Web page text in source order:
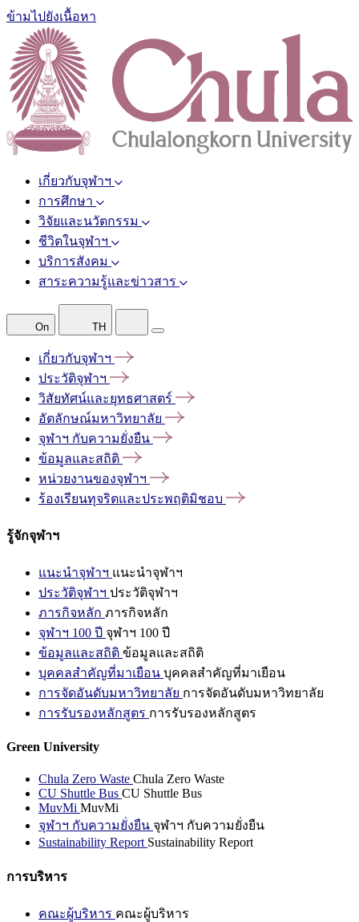
ข้ามไปยังเนื้อหา
เกี่ยวกับจุฬาฯ
การศึกษา
วิจัยและนวัตกรรม
ชีวิตในจุฬาฯ
บริการสังคม
สาระความรู้และข่าวสาร
On TH
เกี่ยวกับจุฬาฯ
ประวัติจุฬาฯ
วิสัยทัศน์และยุทธศาสตร์
อัตลักษณ์มหาวิทยาลัย
จุฬาฯ กับความยั่งยืน
ข้อมูลและสถิติ
หน่วยงานของจุฬาฯ
ร้องเรียนทุจริตและประพฤติมิชอบ
รู้จักจุฬาฯ
แนะนำจุฬาฯ แนะนำจุฬาฯ
ประวัติจุฬาฯ ประวัติจุฬาฯ
ภารกิจหลัก ภารกิจหลัก
จุฬาฯ 100 ปี จุฬาฯ 100 ปี
ข้อมูลและสถิติ ข้อมูลและสถิติ
บุคคลสำคัญที่มาเยือน บุคคลสำคัญที่มาเยือน
การจัดอันดับมหาวิทยาลัย การจัดอันดับมหาวิทยาลัย
การรับรองหลักสูตร การรับรองหลักสูตร
Green University
Chula Zero Waste Chula Zero Waste
CU Shuttle Bus CU Shuttle Bus
MuvMi MuvMi
จุฬาฯ กับความยั่งยืน จุฬาฯ กับความยั่งยืน
Sustainability Report Sustainability Report
การบริหาร
คณะผู้บริหาร คณะผู้บริหาร